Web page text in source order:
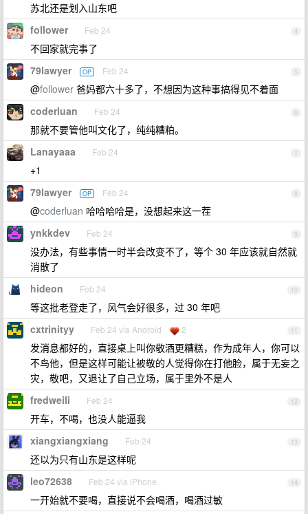
苏北还是划入山东吧
4
follower Feb 24
不回家就完事了
5
79lawyer OP Feb 24
@follower 爸妈都六十多了，不想因为这种事搞得见不着面
6
coderluan Feb 24
那就不要管他叫文化了，纯纯糟粕。
7
Lanayaaa Feb 24
+1
8
79lawyer OP Feb 24
@coderluan 哈哈哈哈是，没想起来这一茬
9
ynkkdev Feb 24
没办法，有些事情一时半会改变不了，等个 30 年应该就自然就
消散了
10
hideon Feb 24
等这批老登走了，风气会好很多，过 30 年吧
11
cxtrinityy Feb 24 via Android 2
发消息都好的，直接桌上叫你敬酒更糟糕，作为成年人，你可以
不鸟他，但是这样可能让被敬的人觉得你在打他脸，属于无妄之
灾，敬吧，又退让了自己立场，属于里外不是人
12
fredweili Feb 24
开车，不喝，也没人能逼我
13
xiangxiangxiang Feb 24
还以为只有山东是这样呢
14
leo72638 Feb 24 via iPhone
一开始就不要喝，直接说不会喝酒，喝酒过敏